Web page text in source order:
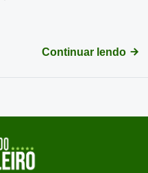
Continuar lendo